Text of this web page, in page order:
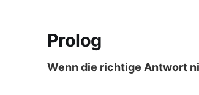
Prolog
Wenn die richtige Antwort